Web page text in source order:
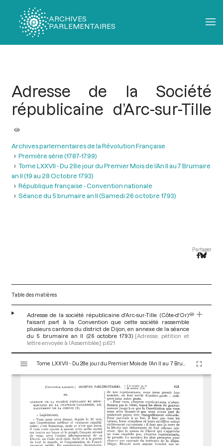
ARCHIVES
PARLEMENTAIRES
Adresse de la Société
républicaine d’Arc-sur-Tille
Archives parlementaires de la Révolution Française
Première série (1787-1799)
Tome LXXVII - Du 28e jour du Premier Mois de l’An II au 7 Brumaire
an II (19 au 28 Octobre 1793)
République française - Convention nationale
Séance du 5 brumaire an II (Samedi 26 octobre 1793)
Partager
Table des matières
Adresse de la société républicaine d'Arc-sur-Tille (Côte-d'Or)
faisant part à la Convention que cette société rassemble
plusieurs cantons du district de Dijon, en annexe de la séance
du 5 brumaire an II (26 octobre 1793) [Adresse, pétition et
lettre envoyée à l’Assemblée] p.621
s